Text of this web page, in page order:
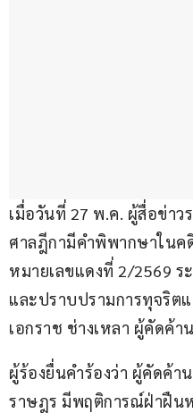
เมื่อวันที่ 27 พ.ค. ผู้สื่อข่าว
ศาลฎีกามีคำพิพากษาในค
หมายเลขแดงที่ 2/2569 ร
และปราบปรามการทุจริต
เอกราช ช่างเหลา ผู้คัดค้าน
ผู้ร้องยื่นคำร้องว่า ผู้คัดค้
ราษฎร มีพฤติการณ์ฝ่าฝืน